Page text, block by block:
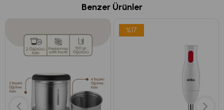
Benzer Ürünler
%17